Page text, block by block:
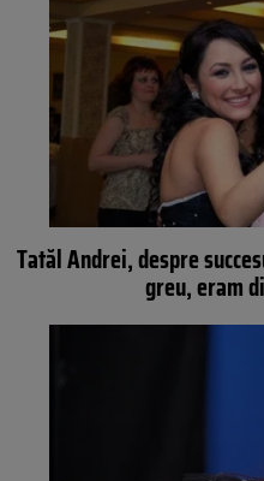
Tatăl Andrei, despre
greu, eram